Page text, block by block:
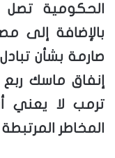
بالإضافة إلى
صارمة بشأن
إنفاق ماسك ربع
ترمب لا يعني
المخاطر